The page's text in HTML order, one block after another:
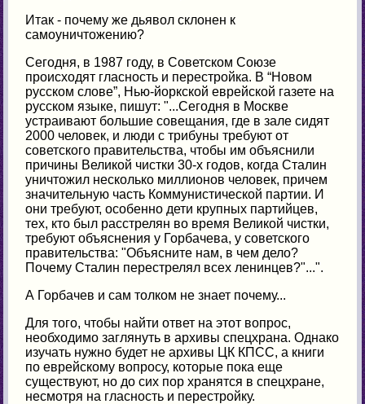
Итак - почему же дьявол склонен к
самоуничтожению?
Сегодня, в 1987 году, в Советском Союзе
происходят гласность и перестройка. В “Новом
русском слове”, Нью-йоркской еврейской газете на
русском языке, пишут: "...Сегодня в Москве
устраивают большие совещания, где в зале сидят
2000 человек, и люди с трибуны требуют от
советского правительства, чтобы им объяснили
причины Великой чистки 30-х годов, когда Сталин
уничтожил несколько миллионов человек, причем
значительную часть Коммунистической партии. И
они требуют, особенно дети крупных партийцев,
тех, кто был расстрелян во время Великой чистки,
требуют объяснения у Горбачева, у советского
правительства: "Объясните нам, в чем дело?
Почему Сталин перестрелял всех ленинцев?"...".
А Горбачев и сам толком не знает почему...
Для того, чтобы найти ответ на этот вопрос,
необходимо заглянуть в архивы спецхрана. Однако
изучать нужно будет не архивы ЦК КПСС, а книги
по еврейскому вопросу, которые пока еще
существуют, но до сих пор хранятся в спецхране,
несмотря на гласность и перестройку.